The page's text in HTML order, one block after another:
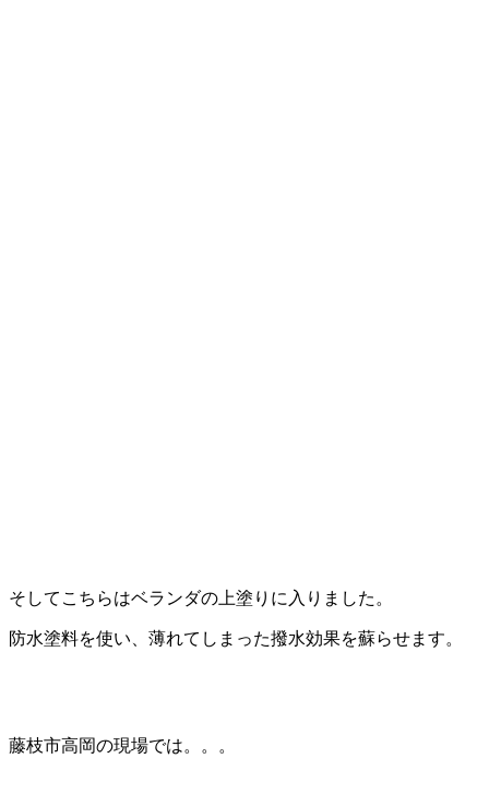
そしてこちらはベランダの上塗りに入りました。
防水塗料を使い、薄れてしまった撥水効果を蘇らせます。
藤枝市高岡の現場では。。。